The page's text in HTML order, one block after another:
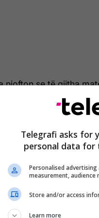
njofton se të gjitha
me rastin janë
materiale në Gjykatë.
është dërguar
të avokatit mbrojtës.
të Shtetit i
në lidhje me
e Shtetit./
Telegrafi asks for
personal data for
Personalised
measurement, audience
Store and/or access
Learn more